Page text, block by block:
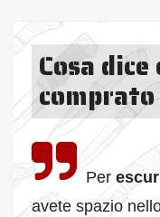
Cosa dice
comprato
Per
avete spazio